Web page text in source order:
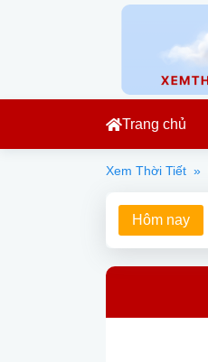
Trang chủ
Xem Thời Tiết »
Hôm nay